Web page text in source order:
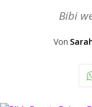
Bibi
Von